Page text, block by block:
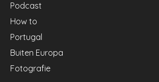
Podcast
How to
Portugal
Buiten Europa
Fotografie